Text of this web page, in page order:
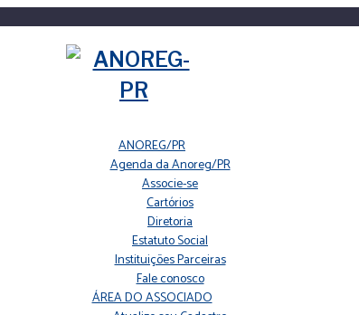
ANOREG/PR
Agenda da Anoreg/PR
Associe-se
Cartórios
Diretoria
Estatuto Social
Instituições Parceiras
Fale conosco
ÁREA DO ASSOCIADO